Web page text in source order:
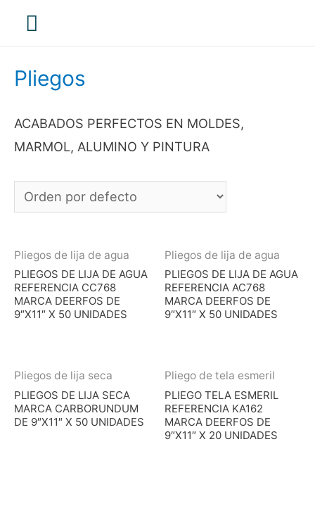
Menú
Pliegos
ACABADOS PERFECTOS EN MOLDES,
MARMOL, ALUMINO Y PINTURA
Pliegos de lija de agua
PLIEGOS DE LIJA DE AGUA
REFERENCIA CC768
MARCA DEERFOS DE
9″X11″ X 50 UNIDADES
Pliegos de lija de agua
PLIEGOS DE LIJA DE AGUA
REFERENCIA AC768
MARCA DEERFOS DE
9″X11″ X 50 UNIDADES
Pliegos de lija seca
PLIEGOS DE LIJA SECA
MARCA CARBORUNDUM
DE 9″X11″ X 50 UNIDADES
Pliego de tela esmeril
PLIEGO TELA ESMERIL
REFERENCIA KA162
MARCA DEERFOS DE
9″X11″ X 20 UNIDADES